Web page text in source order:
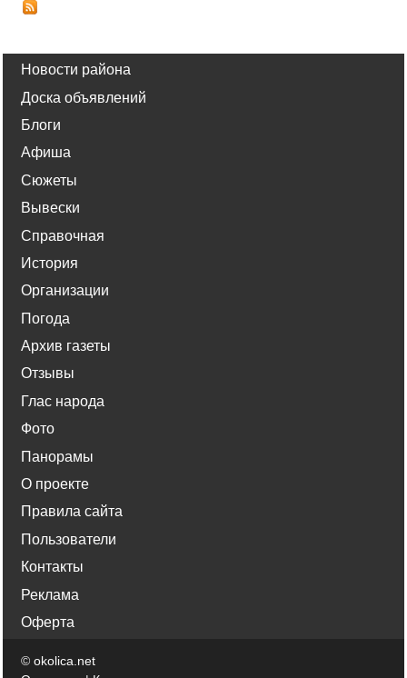
Новости района
Доска объявлений
Блоги
Афиша
Сюжеты
Вывески
Справочная
История
Организации
Погода
Архив газеты
Отзывы
Глас народа
Фото
Панорамы
О проекте
Правила сайта
Пользователи
Контакты
Реклама
Оферта
© okolica.net